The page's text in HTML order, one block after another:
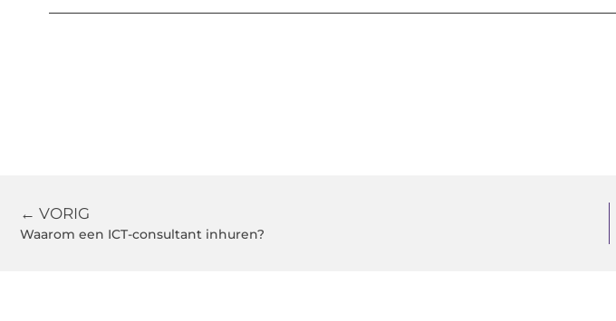
← VORIG
Waarom een ICT-consultant inhuren?